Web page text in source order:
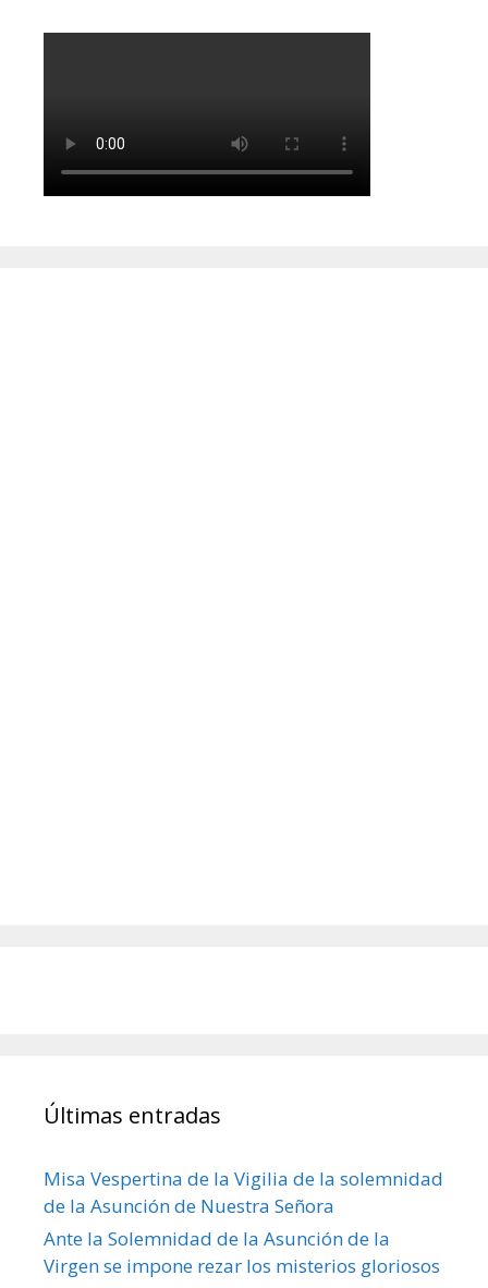
Últimas entradas
Misa Vespertina de la Vigilia de la solemnidad
de la Asunción de Nuestra Señora
Ante la Solemnidad de la Asunción de la
Virgen se impone rezar los misterios gloriosos